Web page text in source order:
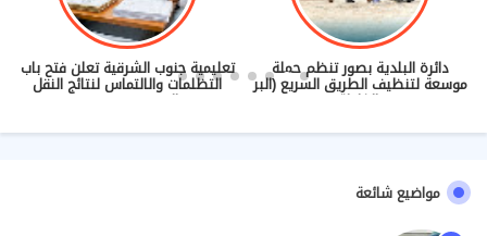
دائرة البلدية بصور تنظم حملة
موسعة لتنظيف الطريق السريع (البر
- الغليلة)
تعليمية جنوب الشرقية تعلن فتح باب
التظلمات والالتماس لنتائج النقل
والندب (2026/2027)
مواضيع شائعة